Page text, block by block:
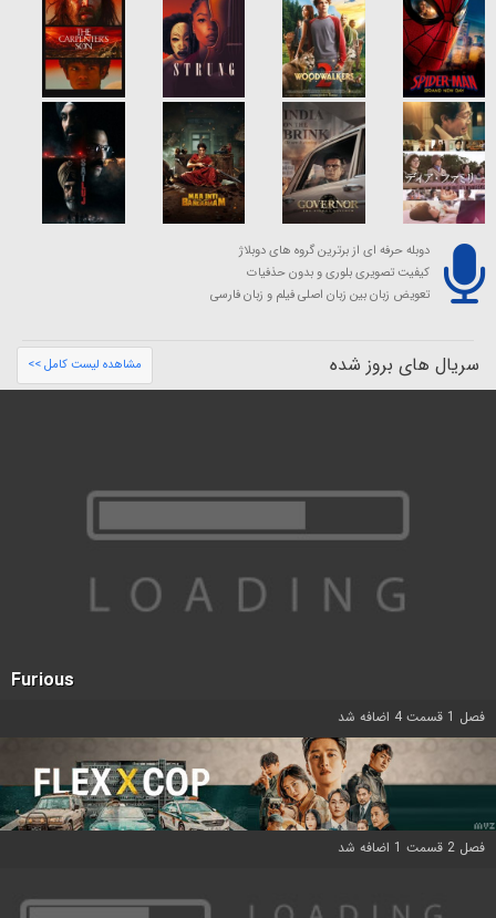
دوبله حرفه ای از برترین گروه های دوبلاژ
کیفیت تصویری بلوری و بدون حذفیات
تعویض زبان بین زبان اصلی فیلم و زبان فارسی
سریال های بروز شده مشاهده لیست کامل >>
Furious
فصل 1 قسمت 4 اضافه شد
فصل 2 قسمت 1 اضافه شد